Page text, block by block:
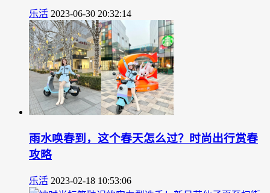
乐活 2023-06-30 20:32:14
雨水唤春到，这个春天怎么过？时尚出行赏春
攻略
乐活 2023-02-18 10:53:06